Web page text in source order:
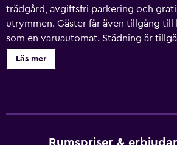
trädgård, avgiftsfri parkering och
utrymmen. Gäster får även tillgång
som en varuautomat. Städning är
Creekside Inn har 21
ingång från loftgång samt eldstad och
plats eller i närheten. Avgifter kan
Läs mer
Rumspriser &